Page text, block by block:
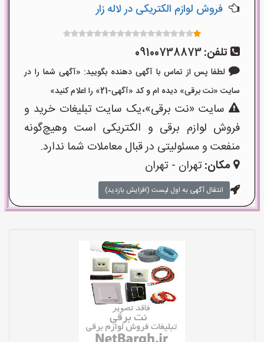
فروش لوازم الکتریکی در لاله زار
تلفن:09100738873
لطفا پس از تماس با آگهی دهنده بگویید: «آگهی شما را در
سایت «نت برقی» دیده ام و کد «آگهی-21» را اعلام کنید»
سایت «نت برقی»،یک سایت تبلیغات خرید و
فروش لوازم برقی و الکتریکی است وهیچ‌گونه
منفعت و مسئولیتی در قبال معاملات شما ندارد.
مکان:تهران - تهران
انتقال آگهی به اول لیست (افزایش بازدید)